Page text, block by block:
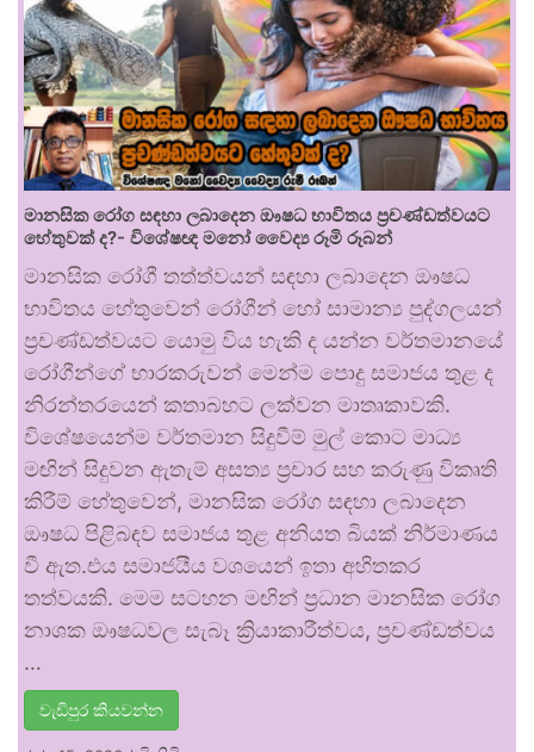
මානසික රෝග සඳහා ලබාදෙන ඖෂධ භාවිතය ප්‍රචණ්ඩත්වයට
හේතුවක් ද?- විශේෂඥ මනෝ වෛද්‍ය රූමි රූබන්
මානසික රෝගී තත්ත්වයන් සඳහා ලබාදෙන ඖෂධ
භාවිතය හේතුවෙන් රෝගීන් හෝ සාමාන්‍ය පුද්ගලයන්
ප්‍රචණ්ඩත්වයට යොමු විය හැකි ද යන්න වර්තමානයේ
රෝගීන්ගේ භාරකරුවන් මෙන්ම පොදු සමාජය තුළ ද
නිරන්තරයෙන් කතාබහට ලක්වන මාතෘකාවකි.
විශේෂයෙන්ම වර්තමාන සිදුවීම් මුල් කොට මාධ්‍ය
මඟින් සිදුවන ඇතැම් අසත්‍ය ප්‍රචාර සහ කරුණු විකෘති
කිරීම් හේතුවෙන්, මානසික රෝග සඳහා ලබාදෙන
ඖෂධ පිළිබඳව සමාජය තුළ අනියත බියක් නිර්මාණය
වී ඇත.එය සමාජයීය වශයෙන් ඉතා අහිතකර
තත්වයකි. මෙම සටහන මඟින් ප්‍රධාන මානසික රෝග
නාශක ඖෂධවල සැබෑ ක්‍රියාකාරීත්වය, ප්‍රචණ්ඩත්වය
…
වැඩිපුර කියවන්න